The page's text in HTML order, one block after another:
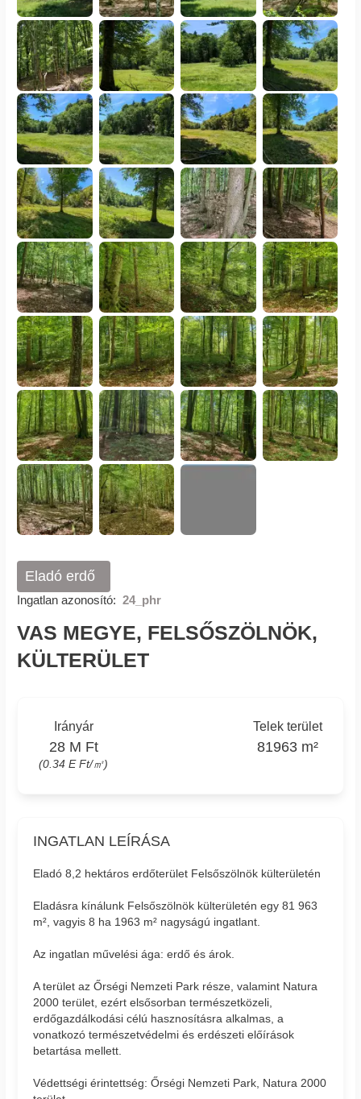
Eladó erdő
Ingatlan azonosító: 24_phr
VAS MEGYE, FELSŐSZÖLNÖK,
KÜLTERÜLET
Irányár
28 M Ft
(0.34 E Ft/㎡)
Telek terület
81963 m²
INGATLAN LEÍRÁSA
Eladó 8,2 hektáros erdőterület Felsőszölnök külterületén
Eladásra kínálunk Felsőszölnök külterületén egy 81 963
m², vagyis 8 ha 1963 m² nagyságú ingatlant.
Az ingatlan művelési ága: erdő és árok.
A terület az Őrségi Nemzeti Park része, valamint Natura
2000 terület, ezért elsősorban természetközeli,
erdőgazdálkodási célú hasznosításra alkalmas, a
vonatkozó természetvédelmi és erdészeti előírások
betartása mellett.
Védettségi érintettség: Őrségi Nemzeti Park, Natura 2000